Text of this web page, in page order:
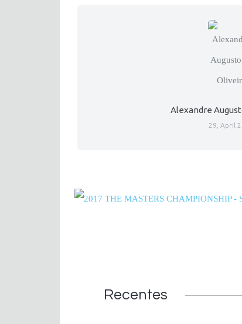
Alexandre
29, April
Recentes